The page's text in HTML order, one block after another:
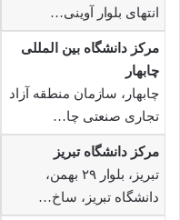
انتهای بلوار آوینی…
مرکز دانشگاه بین المللی
چابهار
چابهار، سازمان منطقه آزاد
تجاری صنعتی چا…
مرکز دانشگاه تبریز
تبریز، بلوار ۲۹ بهمن،
دانشگاه تبریز، ساخ…